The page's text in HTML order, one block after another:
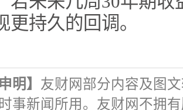
更持久的回调。
明】 友财网部分内容及图
事新闻所用。友财网不拥